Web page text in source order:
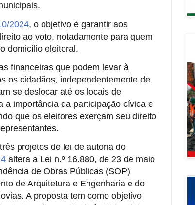
2024, o objetivo é garantir aos
ao voto, notadamente para quem
domicílio eleitoral.
financeiras que podem levar à
os cidadãos, independentemente de
se deslocar até os locais de
a importância da participação cívica e
que os eleitores exerçam seu direito
projetos de lei de autoria do
altera a Lei n.º 16.880, de 23 de maio
de Obras Públicas (SOP)
de Arquitetura e Engenharia e do
A proposta tem como objetivo